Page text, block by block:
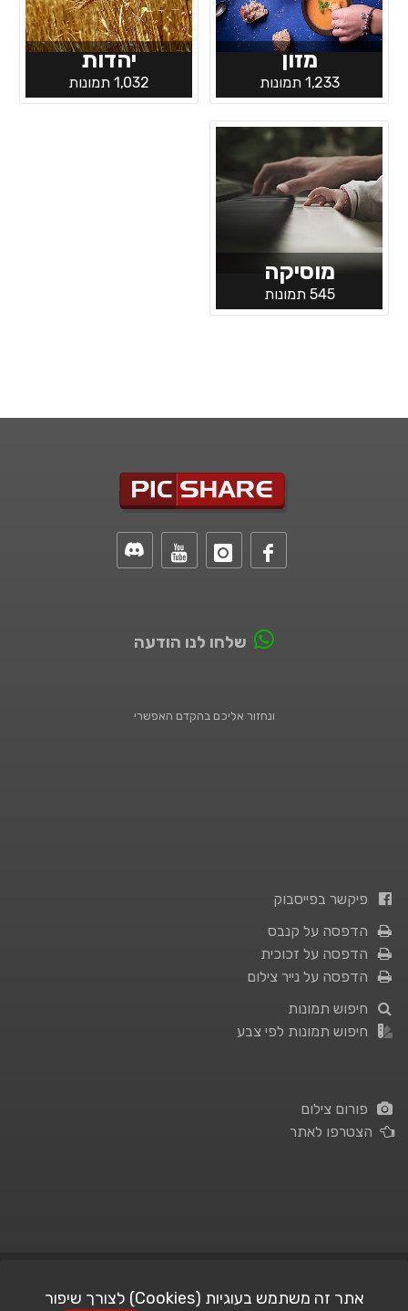
מזון
1,233 תמונות
יהדות
1,032 תמונות
מוסיקה
545 תמונות
שלחו לנו הודעה
ונחזור אליכם בהקדם האפשרי
פיקשר בפייסבוק
הדפסה על קנבס
הדפסה על זכוכית
הדפסה על נייר צילום
חיפוש תמונות
חיפוש תמונות לפי צבע
פורום צילום
הצטרפו לאתר
אתר זה משתמש בעוגיות (Cookies) לצורך שיפור